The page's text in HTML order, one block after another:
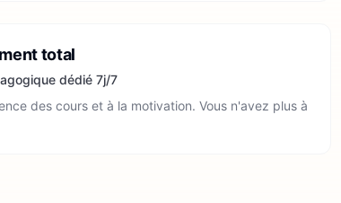
total
dédié 7j/7
des cours et à la motivation. Vous n'avez plus à